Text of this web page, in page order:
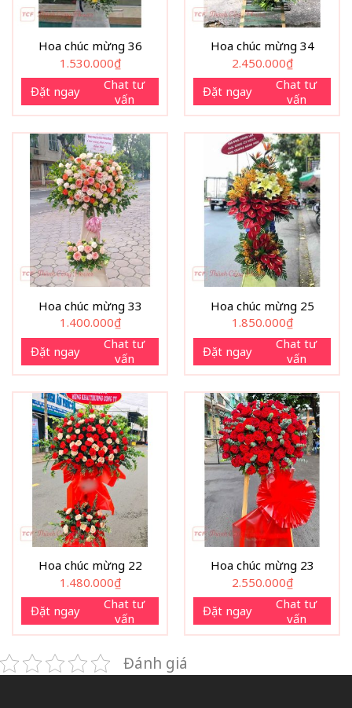
Hoa chúc mừng 36
1.530.000₫
Đặt ngay
Chat tư
vấn
Hoa chúc mừng 34
2.450.000₫
Đặt ngay
Chat tư
vấn
Hoa chúc mừng 33
1.400.000₫
Đặt ngay
Chat tư
vấn
Hoa chúc mừng 25
1.850.000₫
Đặt ngay
Chat tư
vấn
Hoa chúc mừng 22
1.480.000₫
Đặt ngay
Chat tư
vấn
Hoa chúc mừng 23
2.550.000₫
Đặt ngay
Chat tư
vấn
Đánh giá